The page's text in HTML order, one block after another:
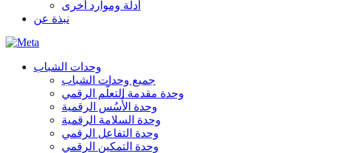
أدلة وموارد أخرى
نبذة عن
وحدات الشباب
جميع وحدات الشباب
وحدة مقدمة التعلّم الرقمي
وحدة الأُسُس الرقمية
وحدة السلامة الرقمية
وحدة التفاعل الرقمي
وحدة التمكين الرقمي